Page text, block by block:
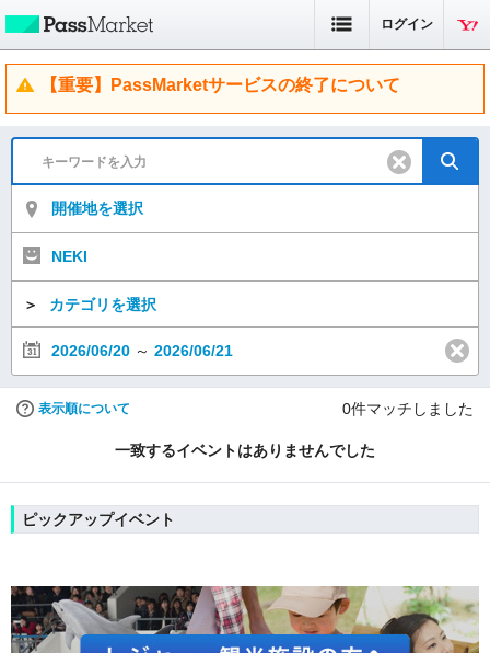
ログイン
【重要】PassMarketサービスの終了について
開催地を選択
NEKI
＞ カテゴリを選択
2026/06/20 ～ 2026/06/21
表示順について 0件マッチしました
一致するイベントはありませんでした
ピックアップイベント